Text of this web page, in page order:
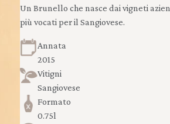
Un Brunello che nasce dai vigneti
più vocati per il Sangiovese.
Annata
2015
Vitigni
Sangiovese
Formato
0.75l